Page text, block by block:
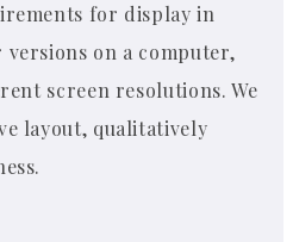
for display in
on a computer,
screen resolutions. We
layout, qualitatively